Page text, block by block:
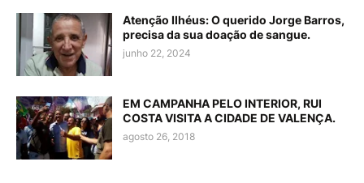
Atenção Ilhéus: O querido Jorge Barros,
precisa da sua doação de sangue.
junho 22, 2024
EM CAMPANHA PELO INTERIOR, RUI
COSTA VISITA A CIDADE DE VALENÇA.
agosto 26, 2018